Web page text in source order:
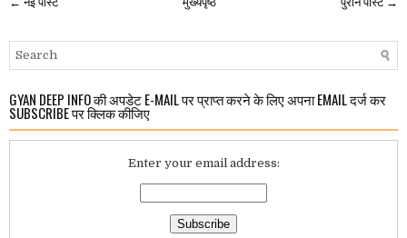
GYAN DEEP INFO की अपडेट E-MAIL पर प्राप्त करने के लिए अपना EMAIL दर्ज कर
SUBSCRIBE पर क्लिक कीजिए
Enter your email address: